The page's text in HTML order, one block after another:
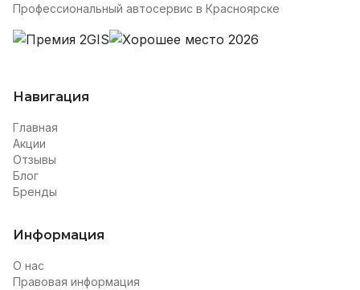
Профессиональный автосервис в Красноярске
Навигация
Главная
Акции
Отзывы
Блог
Бренды
Информация
О нас
Правовая информация